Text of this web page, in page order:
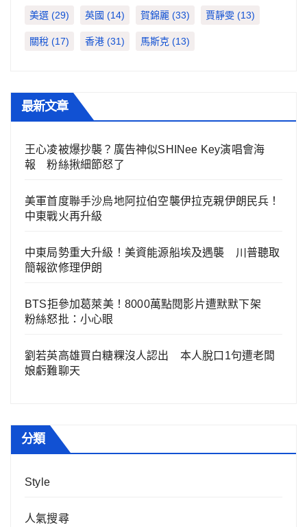
美選 (29) 英國 (14) 賀錦麗 (33) 賈靜雯 (13)
關稅 (17) 香港 (31) 馬斯克 (13)
最新文章
王心凌被爆抄襲？廣告神似SHINee Key演唱會海
報 粉絲揪細節怒了
美軍首度聯手沙烏地阿拉伯空襲伊拉克親伊朗民兵！
中東戰火再升級
中東局勢重大升級！美資能源船埃及遇襲 川普聽取
簡報欲修理伊朗
BTS拒參加葛萊美！8000萬點閱影片遭默默下架
粉絲怒批：小心眼
劉若英高雄買白糖粿沒人認出 本人脫口1句遭老闆
娘虧難聊天
分類
Style
人氣搜尋